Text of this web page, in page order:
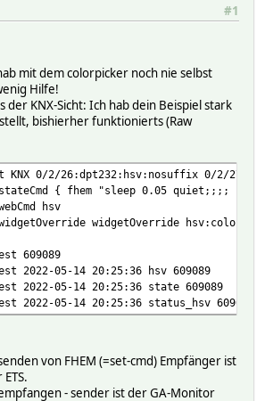
hsv
2/30
2/31
saturation_saettigung
2/20
#1
mit dem colorpicker noch nie selbst
Hilfe!
der KNX-Sicht: Ich hab dein Beispiel stark
bishierher funktionierts (Raw
KNX 0/2/26:dpt232:hsv:nosuffix 0/2/
{ fhem "sleep 0.05 quiet;;;;
hsv
widgetOverride
609089
2022-05-14 20:25:36 hsv 609089
2022-05-14 20:25:36 state 609089
2022-05-14 20:25:36 status_hsv 609089
von FHEM (=set-cmd) Empfänger ist
- sender ist der GA-Monitor